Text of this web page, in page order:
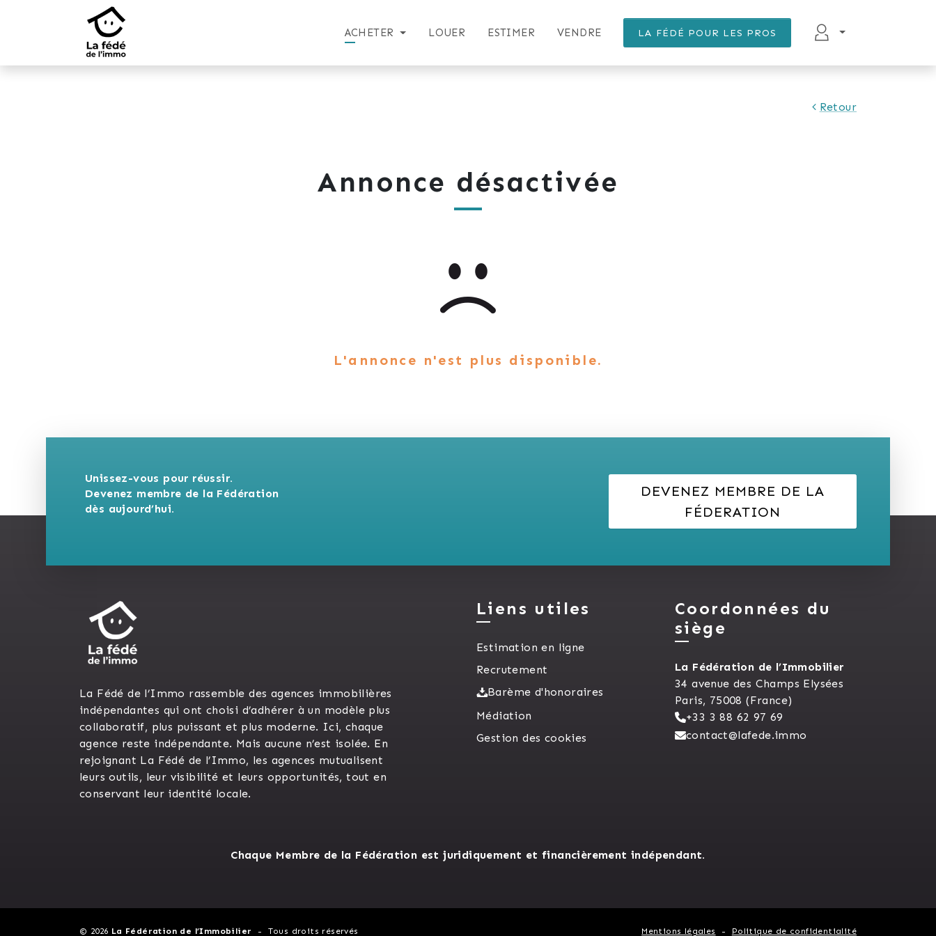
ACHETER LOUER ESTIMER VENDRE LA FÉDÉ POUR LES PROS
Retour
Annonce désactivée
L'annonce n'est plus disponible.
Unissez-vous pour réussir.
Devenez membre de la Fédération
dès aujourd’hui.
DEVENEZ MEMBRE DE LA
FÉDERATION
La Fédé de l’Immo rassemble des agences immobilières
indépendantes qui ont choisi d’adhérer à un modèle plus
collaboratif, plus puissant et plus moderne. Ici, chaque
agence reste indépendante. Mais aucune n’est isolée. En
rejoignant La Fédé de l’Immo, les agences mutualisent
leurs outils, leur visibilité et leurs opportunités, tout en
conservant leur identité locale.
Liens utiles
Estimation en ligne
Recrutement
Barème d'honoraires
Médiation
Gestion des cookies
Coordonnées du
siège
La Fédération de l’Immobilier
34 avenue des Champs Elysées
Paris, 75008 (France)
+33 3 88 62 97 69
contact@lafede.immo
Chaque Membre de la Fédération est juridiquement et financièrement indépendant.
© 2026 La Fédération de l’Immobilier Tous droits réservés Mentions légales Politique de confidentialité